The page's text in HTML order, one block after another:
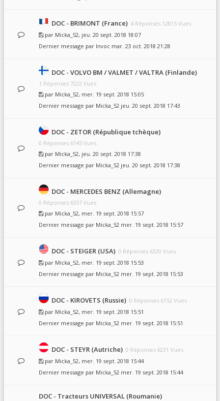
DOC - BRIMONT (France) 4 Réponses 12815 Vues
par Micka_52, jeu. 20 sept. 2018 18:07
Dernier message par Invoc mar. 23 oct. 2018 21:28
DOC - VOLVO BM / VALMET / VALTRA (Finlande)
1 Réponses 7222 Vues
par Micka_52, mer. 19 sept. 2018 15:05
Dernier message par Micka_52 jeu. 20 sept. 2018 17:43
DOC - ZETOR (République tchèque)
0 Réponses 6145 Vues
par Micka_52, jeu. 20 sept. 2018 17:38
Dernier message par Micka_52 jeu. 20 sept. 2018 17:38
DOC - MERCEDES BENZ (Allemagne)
0 Réponses 6337 Vues
par Micka_52, mer. 19 sept. 2018 15:57
Dernier message par Micka_52 mer. 19 sept. 2018 15:57
DOC - STEIGER (USA) 0 Réponses 6320 Vues
par Micka_52, mer. 19 sept. 2018 15:53
Dernier message par Micka_52 mer. 19 sept. 2018 15:53
DOC - KIROVETS (Russie) 0 Réponses 6152 Vues
par Micka_52, mer. 19 sept. 2018 15:51
Dernier message par Micka_52 mer. 19 sept. 2018 15:51
DOC - STEYR (Autriche) 0 Réponses 6231 Vues
par Micka_52, mer. 19 sept. 2018 15:44
Dernier message par Micka_52 mer. 19 sept. 2018 15:44
DOC - Tracteurs UNIVERSAL (Roumanie)